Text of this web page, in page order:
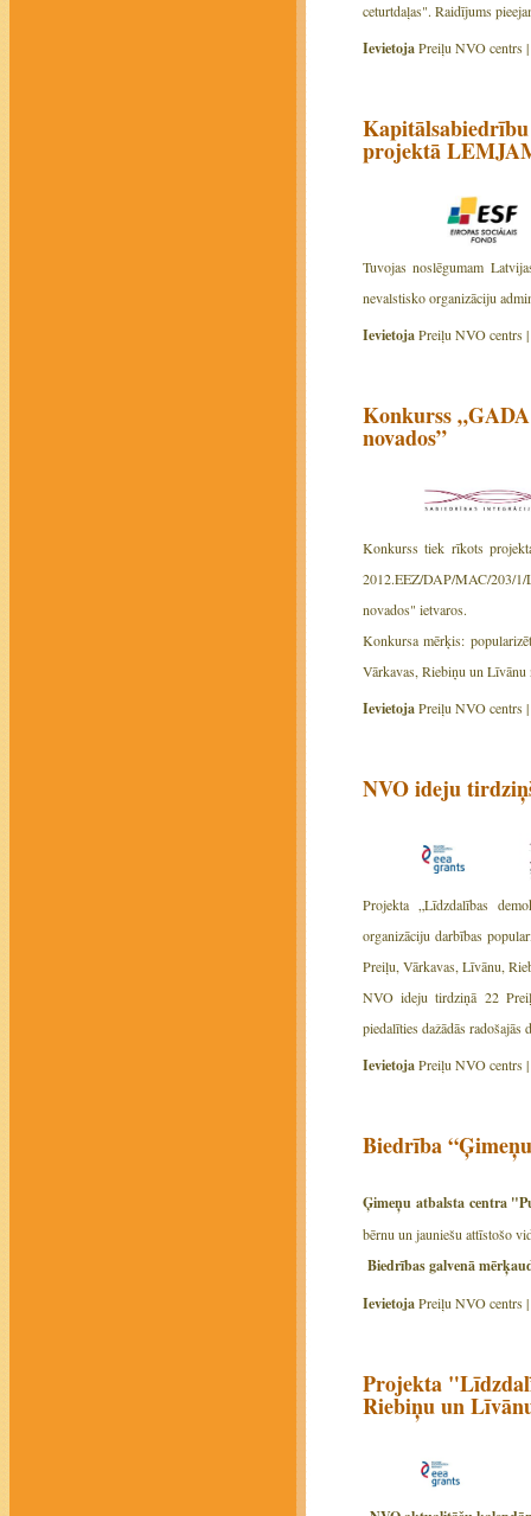
ceturtdaļas". Raidījums
IevietojaPreiļu NVO centrs |
projektā
Tuvojas noslēgumam
nevalstisko organizāciju
IevietojaPreiļu NVO centrs |
Konkurss
novados”
Konkurss tiek rīkots
2012.EEZ/DAP/MAC/203/
novados" ietvaros.
Konkursa mērķis:
Vārkavas, Riebiņu un Līvānu
IevietojaPreiļu NVO centrs |
NVO ideju
Projekta „Līdzdalības
organizāciju darbības
Preiļu, Vārkavas, Līvānu,
NVO ideju tirdziņā 22
piedalīties dažādās
IevietojaPreiļu NVO centrs |
Biedrība
Ģimeņu atbalsta centra
bērnu un jauniešu attīstošo
Biedrības galvenā
IevietojaPreiļu NVO centrs |
Projekta
Riebiņu un